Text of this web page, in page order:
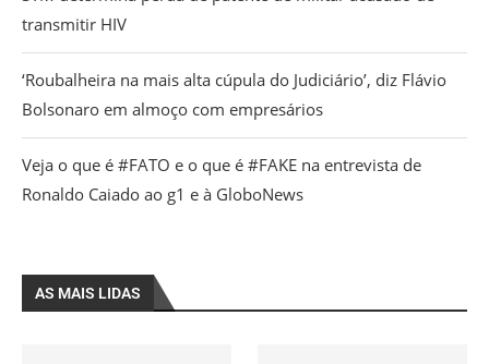
transmitir HIV
‘Roubalheira na mais alta cúpula do Judiciário’, diz Flávio
Bolsonaro em almoço com empresários
Veja o que é #FATO e o que é #FAKE na entrevista de
Ronaldo Caiado ao g1 e à GloboNews
AS MAIS LIDAS